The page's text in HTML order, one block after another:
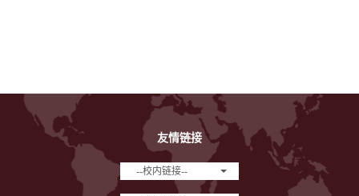
友情链接
--校内链接--